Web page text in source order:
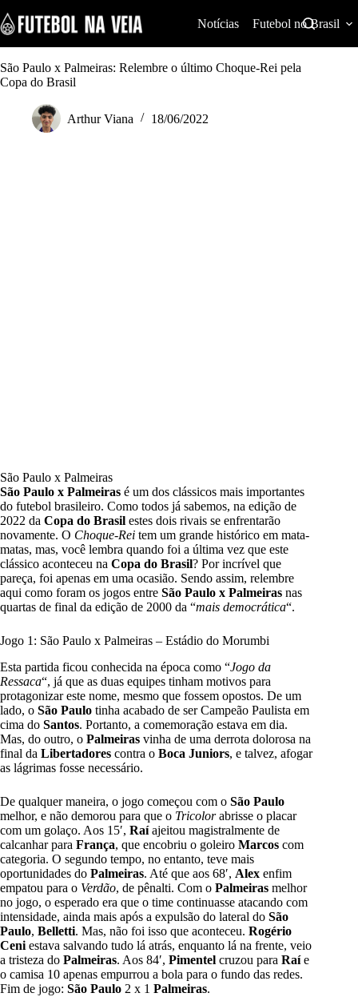
k
i
p
t
o
Notícias Futebol no Brasil
São Paulo x Palmeiras: Relembre o último Choque-Rei pela
Copa do Brasil
Arthur Viana 18/06/2022
São Paulo x Palmeiras
São Paulo x Palmeiras é um dos clássicos mais importantes
do futebol brasileiro. Como todos já sabemos, na edição de
2022 da Copa do Brasil estes dois rivais se enfrentarão
novamente. O Choque-Rei tem um grande histórico em mata-
matas, mas, você lembra quando foi a última vez que este
clássico aconteceu na Copa do Brasil? Por incrível que
pareça, foi apenas em uma ocasião. Sendo assim, relembre
aqui como foram os jogos entre São Paulo x Palmeiras nas
quartas de final da edição de 2000 da “mais democrática“.
Jogo 1: São Paulo x Palmeiras – Estádio do Morumbi
Esta partida ficou conhecida na época como “Jogo da
Ressaca“, já que as duas equipes tinham motivos para
protagonizar este nome, mesmo que fossem opostos. De um
lado, o São Paulo tinha acabado de ser Campeão Paulista em
cima do Santos. Portanto, a comemoração estava em dia.
Mas, do outro, o Palmeiras vinha de uma derrota dolorosa na
final da Libertadores contra o Boca Juniors, e talvez, afogar
as lágrimas fosse necessário.
De qualquer maneira, o jogo começou com o São Paulo
melhor, e não demorou para que o Tricolorabrisse o placar
com um golaço. Aos 15′, Raíajeitou magistralmente de
calcanhar para França, que encobriu o goleiro Marcos com
categoria. O segundo tempo, no entanto, teve mais
oportunidades do Palmeiras. Até que aos 68′, Alex enfim
empatou para o Verdão, de pênalti. Com o Palmeiras melhor
no jogo, o esperado era que o time continuasse atacando com
intensidade, ainda mais após a expulsão do lateral do São
Paulo, Belletti. Mas, não foi isso que aconteceu. Rogério
Ceni estava salvando tudo lá atrás, enquanto lá na frente, veio
a tristeza do Palmeiras. Aos 84′, Pimentel cruzou para Raíe
o camisa 10 apenas empurrou a bola para o fundo das redes.
Fim de jogo: São Paulo 2 x 1 Palmeiras.